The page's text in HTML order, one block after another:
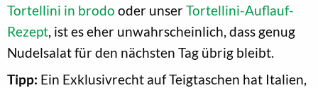
Tortellini in brodo oder unserTortellini-Auflauf-
Rezept, ist es eher unwahrscheinlich, dass genug
Nudelsalat für den nächsten Tag übrig bleibt.
Tipp: Ein Exklusivrecht auf Teigtaschen hat Italien,